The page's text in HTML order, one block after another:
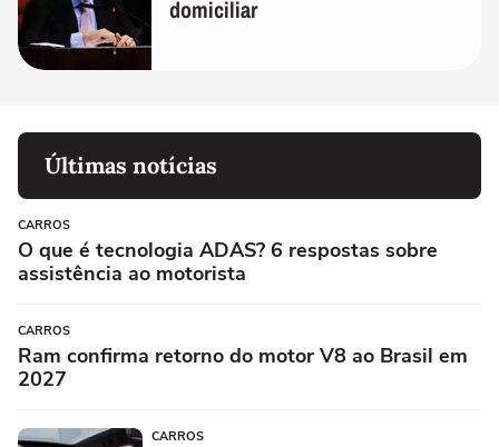
domiciliar
Últimas notícias
CARROS
O que é tecnologia ADAS? 6 respostas sobre
assistência ao motorista
CARROS
Ram confirma retorno do motor V8 ao Brasil em
2027
CARROS